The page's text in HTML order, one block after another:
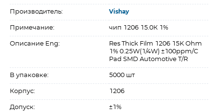
Производитель: Vishay
Примечание: чип 1206 15.0К 1%
Описание Eng:
Res Thick Film 1206 15K Ohm
1% 0.25W(1/4W) ±100ppm/C
Pad SMD Automotive T/R
В упаковке: 5000 шт
Корпус: 1206
Допуск: ±1%